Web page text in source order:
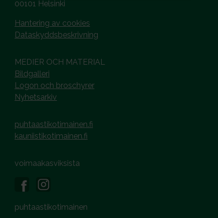
00101 Helsinki
Hantering av cookies
Dataskyddsbeskrivning
MEDIER OCH MATERIAL
Bildgalleri
Logon och broschyrer
Nyhetsarkiv
puhtaastikotimainen.fi
kauniistikotimainen.fi
voimaakasviksista
puhtaastikotimainen